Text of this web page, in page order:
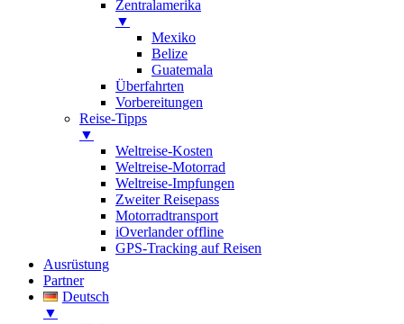
Zentralamerika
▼
Mexiko
Belize
Guatemala
Überfahrten
Vorbereitungen
Reise-Tipps
▼
Weltreise-Kosten
Weltreise-Motorrad
Weltreise-Impfungen
Zweiter Reisepass
Motorradtransport
iOverlander offline
GPS-Tracking auf Reisen
Ausrüstung
Partner
Deutsch
▼